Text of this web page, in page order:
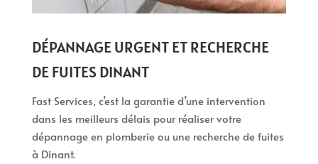
DÉPANNAGE URGENT ET RECHERCHE
DE FUITES DINANT
Fast Services, c’est la garantie d’une intervention
dans les meilleurs délais pour réaliser votre
dépannage en plomberie ou une recherche de fuites
à Dinant.